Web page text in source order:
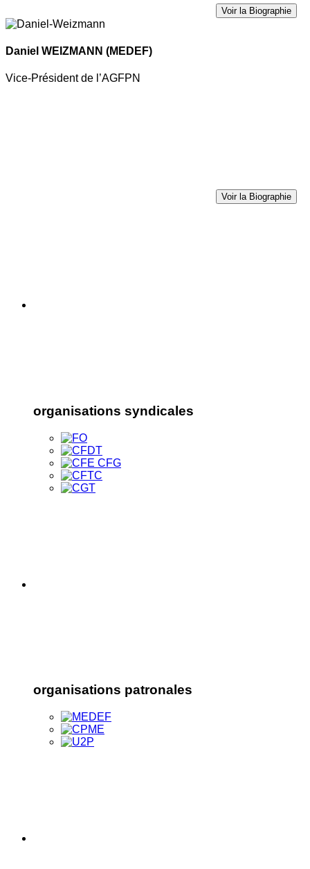
Voir la Biographie
Daniel WEIZMANN (MEDEF)
Vice-Président de l’AGFPN
Voir la Biographie
organisations syndicales
organisations patronales